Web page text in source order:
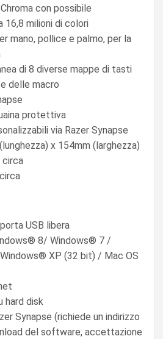
con possibile
16,8 milioni di colori
mano, pollice e palmo, per la
di 8 diverse mappe di tasti
delle macro
protettiva
via Razer Synapse
x 154mm (larghezza)
circa
USB libera
8/ Windows® 7 /
XP (32 bit) / Mac OS
hard disk
Synapse (richiede un indirizzo
del software, accettazione